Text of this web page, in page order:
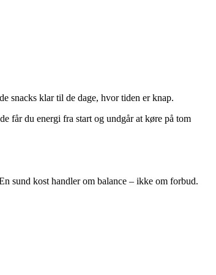
snacks klar til de dage, hvor tiden er knap.
får du energi fra start og undgår at køre på tom
sund kost handler om balance – ikke om forbud.